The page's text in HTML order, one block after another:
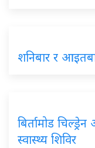
शनिबार र
बिर्तामोड
स्वास्थ्य शिविर